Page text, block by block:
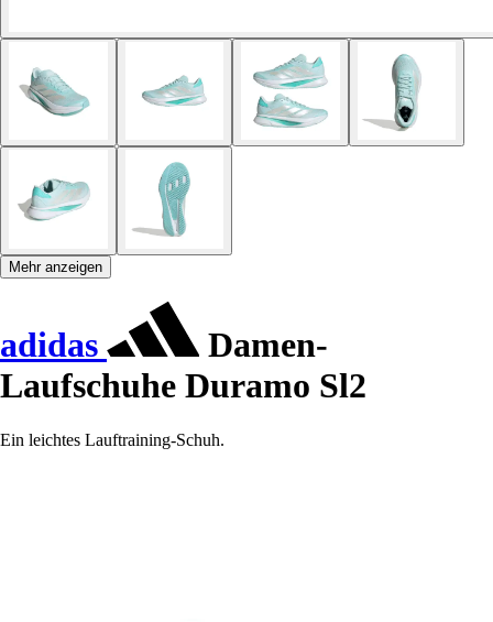
Mehr anzeigen
adidas
Damen-
Laufschuhe Duramo Sl2
Ein leichtes Lauftraining-Schuh.